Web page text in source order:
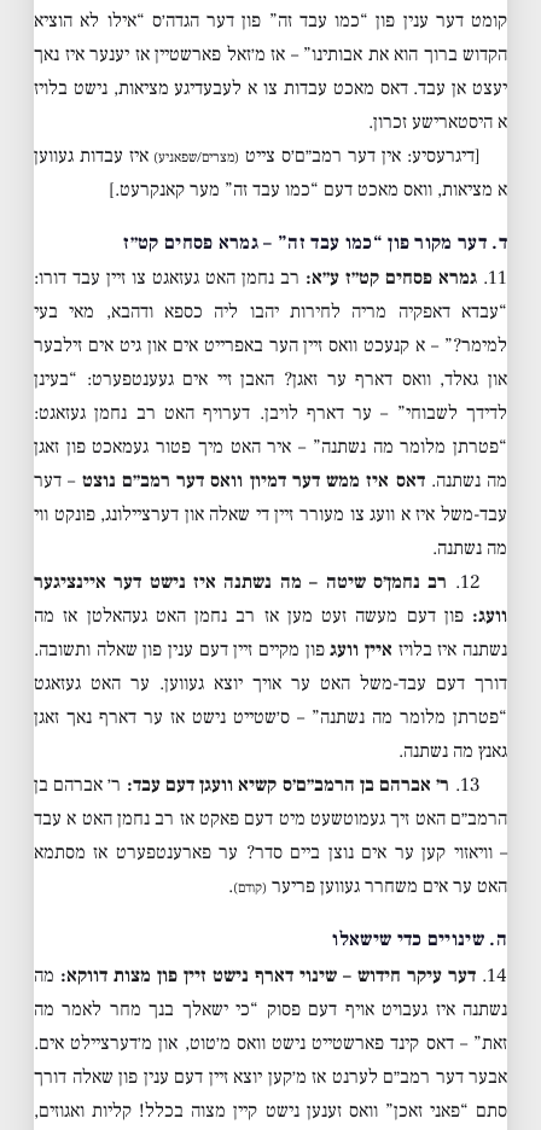
קומט דער ענין פון “כמו עבד זה” פון דער הגדה׳ס “אילו לא הוציא
הקדוש ברוך הוא את אבותינו” – אז מ׳זאל פארשטיין אז יענער איז נאך
יעצט אן עבד. דאס מאכט עבדות צו א לעבעדיגע מציאות, נישט בלויז
א היסטארישע זכרון.
[דיגרעסיע: אין דער רמב״ם׳ס צייט (מצרים/שפאניע) איז עבדות געווען
א מציאות, וואס מאכט דעם “כמו עבד זה” מער קאנקרעט.]
ד. דער מקור פון “כמו עבד זה” – גמרא פסחים קט״ז
11. גמרא פסחים קט״ז ע״א: רב נחמן האט געזאגט צו זיין עבד דורו:
“עבדא דאפקיה מריה לחירות יהבו ליה כספא ודהבא, מאי בעי
למימר?” – א קנעכט וואס זיין הער באפרייט אים און גיט אים זילבער
און גאלד, וואס דארף ער זאגן? האבן זיי אים געענטפערט: “בעינן
לדידך לשבוחי” – ער דארף לויבן. דערויף האט רב נחמן געזאגט:
“פטרתן מלומר מה נשתנה” – איר האט מיך פטור געמאכט פון זאגן
מה נשתנה.דאס איז ממש דער דמיון וואס דער רמב״ם נוצט – דער
עבד-משל איז א וועג צו מעורר זיין די שאלה און דערציילונג, פונקט ווי
מה נשתנה.
12.
רב נחמן׳ס שיטה – מה נשתנה איז נישט דער איינציגער
וועג: פון דעם מעשה זעט מען אז רב נחמן האט געהאלטן אז מה
נשתנה איז בלויז איין וועגפון מקיים זיין דעם ענין פון שאלה ותשובה.
דורך דעם עבד-משל האט ער אויך יוצא געווען. ער האט געזאגט
“פטרתן מלומר מה נשתנה” – ס׳שטייט נישט אז ער דארף נאך זאגן
גאנץ מה נשתנה.
13. ר׳ אברהם בן הרמב״ם׳ס קשיא וועגן דעם עבד: ר׳ אברהם בן
הרמב״ם האט זיך געמוטשעט מיט דעם פאקט אז רב נחמן האט א עבד
– וויאזוי קען ער אים נוצן ביים סדר? ער פארענטפערט אז מסתמא
האט ער אים משחרר געווען פריער (קודם).
ה. שינויים כדי שישאלו
14. דער עיקר חידוש – שינוי דארף נישט זיין פון מצות דווקא: מה
נשתנה איז געבויט אויף דעם פסוק “כי ישאלך בנך מחר לאמר מה
זאת” – דאס קינד פארשטייט נישט וואס מ׳טוט, און מ׳דערציילט אים.
אבער דער רמב״ם לערנט אז מ׳קען יוצא זיין דעם ענין פון שאלה דורך
סתם “פאני זאכן” וואס זענען נישט קיין מצוה בכלל! קליות ואגוזים,